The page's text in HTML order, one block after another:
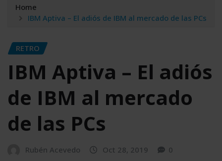
Home
IBM Aptiva – El adiós de IBM al mercado de las PCs
RETRO
IBM Aptiva – El adiós
de IBM al mercado
de las PCs
Rubén Acevedo Oct 28, 2019 0